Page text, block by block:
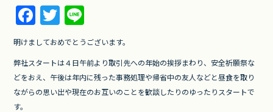
F
a
c
e
b
T
w
itt
er
n
e
明けましておめでとうございます。
弊社スタートは４日午前より取引先への年始の挨拶まわり、安全祈願祭な
どをおえ、午後は年内に残った事務処理や帰省中の友人などと昼食を取り
ながらの思い出や現在のお互いのことを歓談したりのゆったりスタートで
す。